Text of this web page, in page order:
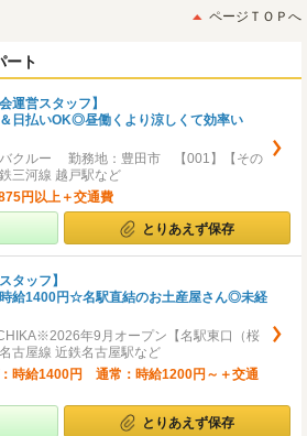
後
ページＴＯＰへ
ート
運営スタッフ】
日払いOK◎昼働くより涼しくて効率い
バクルー 勤務地：豊田市 【001】【その
三河線 越戸駅など
円以上＋交通費
とりあえず保存
タッフ】
給1400円☆名駅直結のお土産屋さん◎未経
年9月オープン【名駅東口（桜
古屋線 近鉄名古屋駅など
時給1400円 通常：時給1200円～＋交通
とりあえず保存